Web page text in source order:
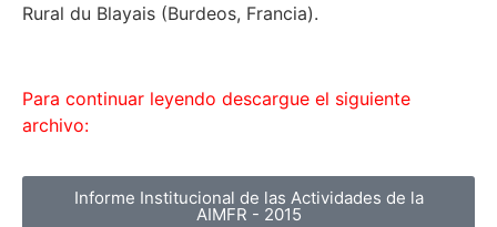
Rural du Blayais (Burdeos, Francia).
Para continuar leyendo descargue el siguiente
archivo:
Informe Institucional de las Actividades de la
AIMFR - 2015